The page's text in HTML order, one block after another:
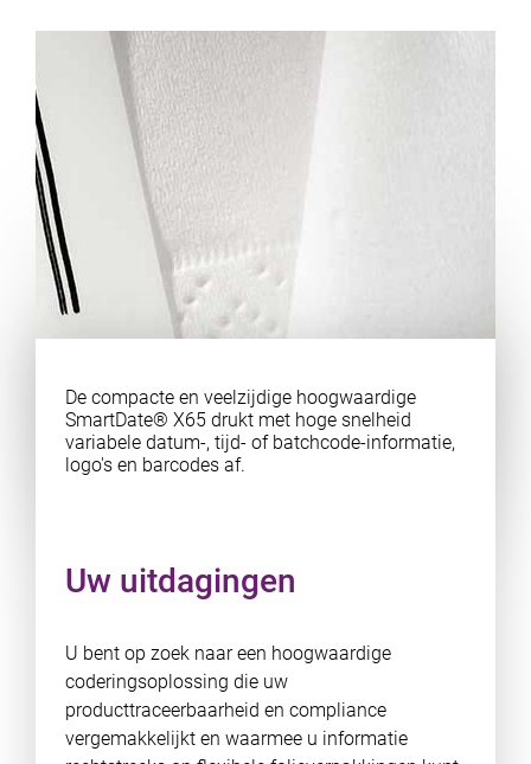
De compacte en veelzijdige hoogwaardige
SmartDate® X65 drukt met hoge snelheid
variabele datum-, tijd- of batchcode-informatie,
logo's en barcodes af.
Uw uitdagingen
U bent op zoek naar een hoogwaardige
coderingsoplossing die uw
producttraceerbaarheid en compliance
vergemakkelijkt en waarmee u informatie